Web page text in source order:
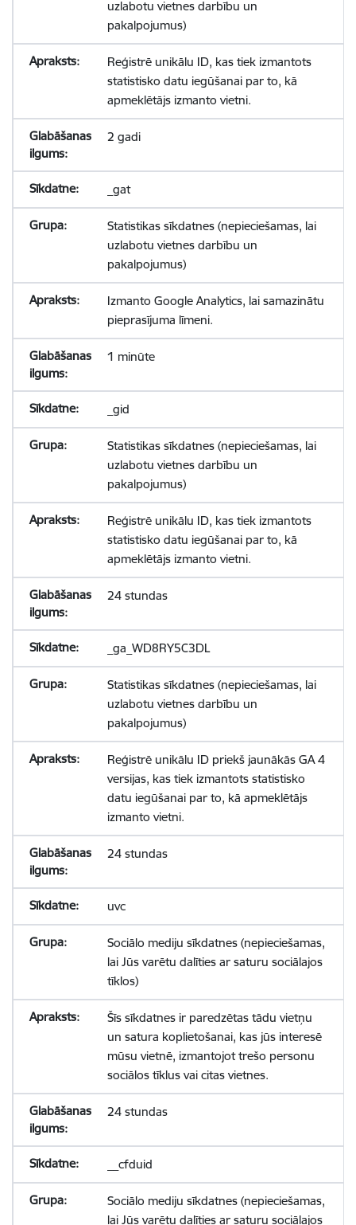
uzlabotu vietnes darbību un
pakalpojumus)
Reģistrē unikālu ID, kas tiek izmantots
statistisko datu iegūšanai par to, kā
apmeklētājs izmanto vietni.
2 gadi
_gat
Statistikas sīkdatnes (nepieciešamas, lai
uzlabotu vietnes darbību un
pakalpojumus)
Izmanto Google Analytics, lai samazinātu
pieprasījuma līmeni.
1 minūte
_gid
Statistikas sīkdatnes (nepieciešamas, lai
uzlabotu vietnes darbību un
pakalpojumus)
Reģistrē unikālu ID, kas tiek izmantots
statistisko datu iegūšanai par to, kā
apmeklētājs izmanto vietni.
24 stundas
_ga_WD8RY5C3DL
Statistikas sīkdatnes (nepieciešamas, lai
uzlabotu vietnes darbību un
pakalpojumus)
Reģistrē unikālu ID priekš jaunākās GA 4
versijas, kas tiek izmantots statistisko
datu iegūšanai par to, kā apmeklētājs
izmanto vietni.
24 stundas
uvc
Sociālo mediju sīkdatnes (nepieciešamas,
lai Jūs varētu dalīties ar saturu sociālajos
tīklos)
Šīs sīkdatnes ir paredzētas tādu vietņu
un satura koplietošanai, kas jūs interesē
mūsu vietnē, izmantojot trešo personu
sociālos tīklus vai citas vietnes.
24 stundas
__cfduid
Sociālo mediju sīkdatnes (nepieciešamas,
lai Jūs varētu dalīties ar saturu sociālajos